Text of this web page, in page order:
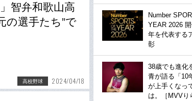
智弁和歌山高
の選手たち”で
高校野球 2024/04/18
Number
YEAR 2026
年を代表する
彰
38歳でも進化
青が語る「10
が上手くなっ
は。［MVVり